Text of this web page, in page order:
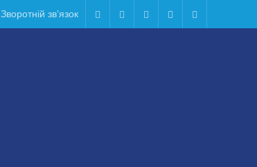
TelegramFacebookInstagram
X Youtube
Зворотній зв’язок